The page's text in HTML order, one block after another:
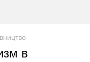
в